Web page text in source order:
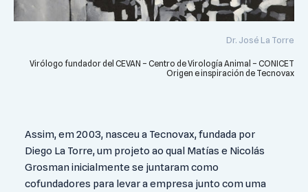
Dr. José La Torre
Virólogo fundador del CEVAN – Centro de Virología Animal – CONICET
Origen e inspiración de Tecnovax
Assim, em 2003, nasceu a Tecnovax, fundada por
Diego La Torre, um projeto ao qual Matías e Nicolás
Grosman inicialmente se juntaram como
cofundadores para levar a empresa junto com uma